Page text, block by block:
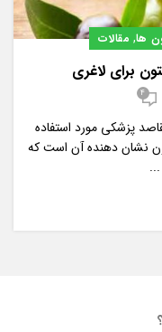
ها, مقالات
برای لاغری
4
پزشکی مورد استفاده
نشان دهنده آن است که